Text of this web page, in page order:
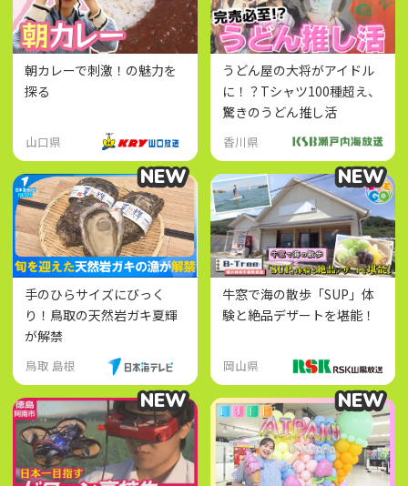
朝カレーで刺激！の魅力を
探る
山口県
うどん屋の大将がアイドル
に！？Tシャツ100種超え、
驚きのうどん推し活
香川県
手のひらサイズにびっく
り！鳥取の天然岩ガキ夏輝
が解禁
鳥取 島根
NEW
NEW
牛窓で海の散歩「SUP」体
験と絶品デザートを堪能！
岡山県
NEW
NEW
NEW
NEW NEW
NEW